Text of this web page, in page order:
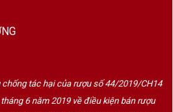
tác hại của rượu số 44/2019/CH14
6 năm 2019 về điều kiện bán rượu